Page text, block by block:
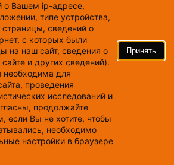
центров от Accutone поступили в
о Вашем ip-адресе,
типе устройства,
сведений о
с которых были
на наш сайт, сведения о
и других сведений).
для
проведения
исследований и
продолжайте
если Вы не хотите, чтобы
необходимо
настройки в браузере
Принять